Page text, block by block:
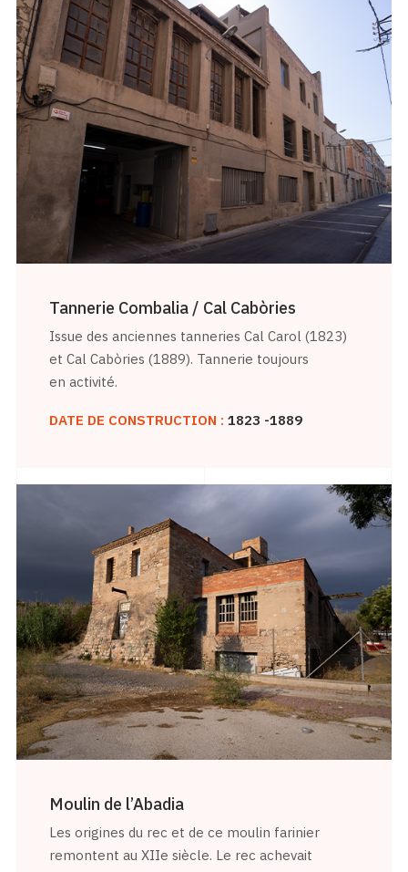
Tannerie Combalia / Cal Cabòries
Issue des anciennes tanneries Cal Carol (1823)
et Cal Cabòries (1889). Tannerie toujours
en activité.
DATE DE CONSTRUCTION : 1823 -1889
Moulin de l’Abadia
Les origines du rec et de ce moulin farinier
remontent au XIIe siècle. Le rec achevait